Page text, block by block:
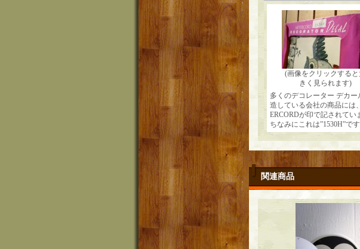
(画像をクリックする
きく見られます)
多くのデコレーター デカー
造している会社の商品には
ERCORDが印で記されてい
ちなみにこれは”1530H”です
関連商品